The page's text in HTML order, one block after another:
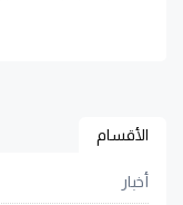
الأقسام
أخبار